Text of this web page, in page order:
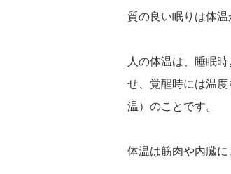
質の良い眠りは体
人の体温は、睡眠
せ、覚醒時には温
温）のことです。
体温は筋肉や内臓に